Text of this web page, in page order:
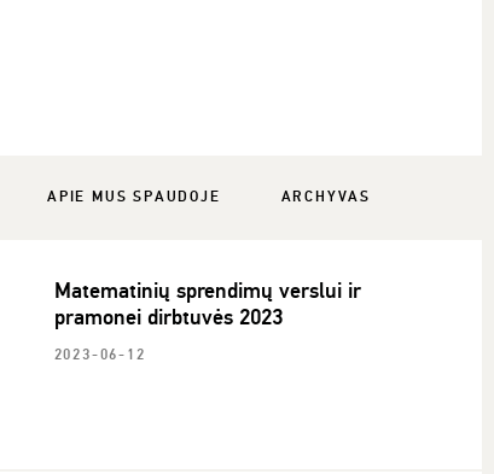
APIE MUS SPAUDOJE ARCHYVAS
Matematinių sprendimų verslui ir
pramonei dirbtuvės 2023
2023-06-12